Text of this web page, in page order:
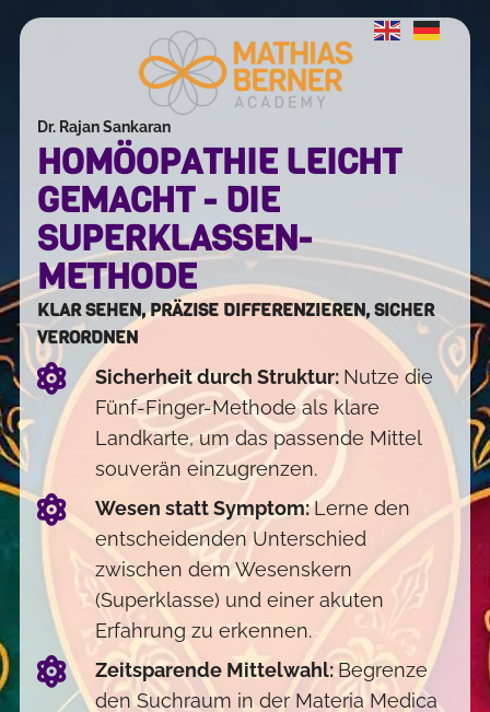
Dr. Rajan Sankaran
HOMÖOPATHIE LEICHT
GEMACHT - DIE
SUPERKLASSEN-
METHODE
KLAR SEHEN, PRÄZISE DIFFERENZIEREN, SICHER
VERORDNEN
Sicherheit durch Struktur: Nutze die
Fünf-Finger-Methode als klare
Landkarte, um das passende Mittel
souverän einzugrenzen.
Wesen statt Symptom:Lerne den
entscheidenden Unterschied
zwischen dem Wesenskern
(Superklasse) und einer akuten
Erfahrung zu erkennen.
Zeitsparende Mittelwahl:Begrenze
den Suchraum in der Materia Medica